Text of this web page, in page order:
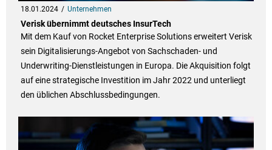
18.01.2024 Unternehmen
Verisk übernimmt deutsches InsurTech
Mit dem Kauf von Rocket Enterprise Solutions erweitert Verisk
sein Digitalisierungs-Angebot von Sachschaden- und
Underwriting-Dienstleistungen in Europa. Die Akquisition folgt
auf eine strategische Investition im Jahr 2022 und unterliegt
den üblichen Abschlussbedingungen.